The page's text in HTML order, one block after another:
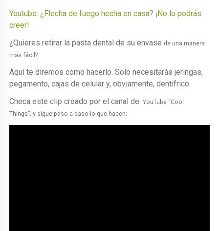
Youtube: ¿Flecha de fuego hecha en casa? ¡No lo podrás
creer!
¿Quieres retirar la pasta dental de su envase de una manera
más fácil?
Aquí te diremos como hacerlo. Solo necesitarás jeringas,
pegamento, cajas de celular y, obviamente, dentífrico.
Checa este clip creado por el canal de YouTube “Cool
Things”. y sigue paso a paso lo que hacen: